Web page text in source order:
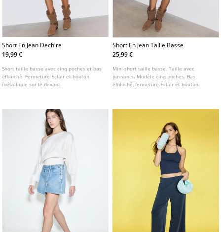
Short En Jean Dechire
19,99 €
Short taille basse avec cinq poches et bas
effiloché. Fermeture Éclair et bouton
métallique sur le devant.
Short En Jean Taille Basse
25,99 €
Mini-short taille basse. Taille avec
passants. Modèle cinq poches. Bas
effiloché, fermeture Éclair et bouton.